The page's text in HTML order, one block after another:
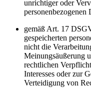
unrichtiger oder
personenbezogenen
gemäß Art. 17
gespeicherten
nicht die
Meinungsäußerung
rechtlichen
Interesses oder zur
Verteidigung von